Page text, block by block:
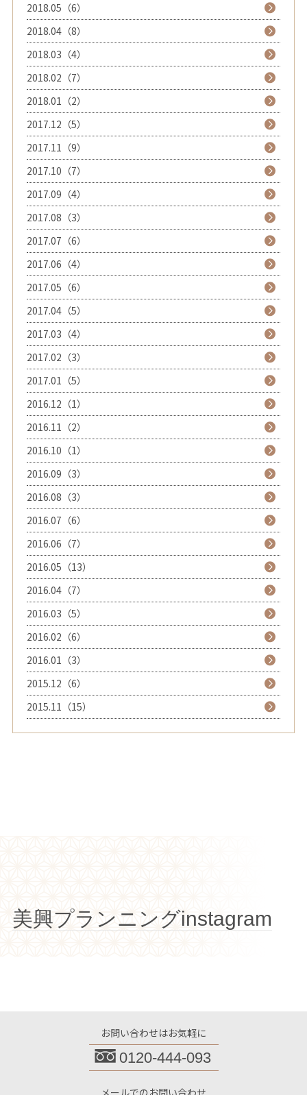
2018.05（6）
2018.04（8）
2018.03（4）
2018.02（7）
2018.01（2）
2017.12（5）
2017.11（9）
2017.10（7）
2017.09（4）
2017.08（3）
2017.07（6）
2017.06（4）
2017.05（6）
2017.04（5）
2017.03（4）
2017.02（3）
2017.01（5）
2016.12（1）
2016.11（2）
2016.10（1）
2016.09（3）
2016.08（3）
2016.07（6）
2016.06（7）
2016.05（13）
2016.04（7）
2016.03（5）
2016.02（6）
2016.01（3）
2015.12（6）
2015.11（15）
美興プランニングinstagram
お問い合わせはお気軽に
0120-444-093
メールでのお問い合わせ